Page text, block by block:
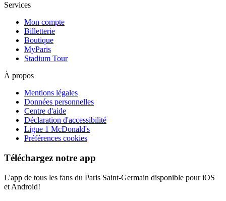
Services
Mon compte
Billetterie
Boutique
MyParis
Stadium Tour
À propos
Mentions légales
Données personnelles
Centre d'aide
Déclaration d'accessibilité
Ligue 1 McDonald's
Préférences cookies
Téléchargez notre app
L'app de tous les fans du Paris Saint-Germain disponible pour iOS
et Android!